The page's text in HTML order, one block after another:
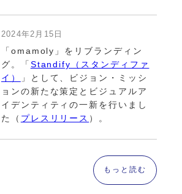
2024年2月15日
「omamoly」をリブランディン
グ。「 Standify（スタンディファ
イ）
」として、ビジョン・ミッシ
ョンの新たな策定とビジュアルア
イデンティティの一新を行いまし
た（ プレスリリース ）。
もっと読む